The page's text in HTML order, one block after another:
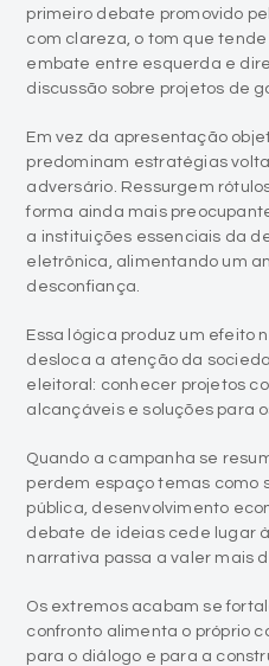
primeiro debate promovido
com clareza, o tom que
embate entre esquerda e
discussão sobre projetos de
Em vez da apresentação
predominam estratégias
adversário. Ressurgem
forma ainda mais
a instituições essenciais da
eletrônica, alimentando um
desconfiança.
Essa lógica produz um efeito
desloca a atenção da
eleitoral: conhecer projetos
alcançáveis e soluções para
Quando a campanha se
perdem espaço temas como
pública, desenvolvimento
debate de ideias cede lugar
narrativa passa a valer mais
Os extremos acabam se
confronto alimenta o próprio
para o diálogo e para a